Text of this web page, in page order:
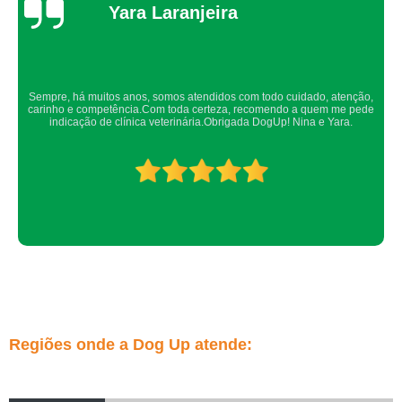
Thaynah Souza
Confio de olhos fechados os meus cachorros nos atendimentos da dog up,
os veterinários sempre são atenciosos e verificam todos os detalhes
possíveis.
Regiões onde a Dog Up atende: